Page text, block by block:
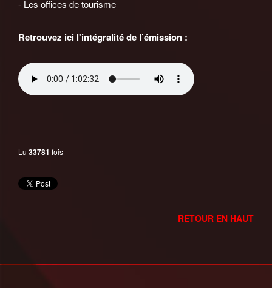
- Les offices de tourisme
Retrouvez ici l'intégralité de l’émission :
Lu 33781 fois
RETOUR EN HAUT